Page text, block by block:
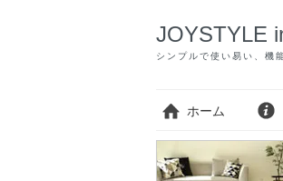
JOYSTYLE
シンプルで使い易い、機
ホーム